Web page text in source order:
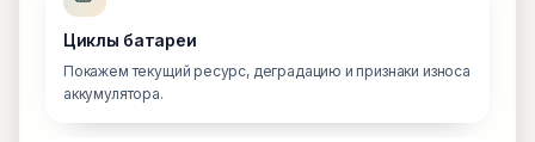
Циклы батареи
Покажем текущий ресурс, деградацию и признаки износа
аккумулятора.